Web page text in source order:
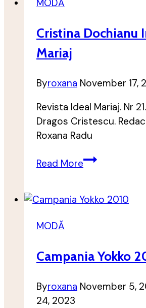
MODĂ
Cristina Dochianu
Mariaj
Byroxana November 17,
Revista Ideal Mariaj. Nr
Dragos Cristescu.
Roxana Radu
Read MoreCristina
Ideal
MODĂ
Campania Yokko
Byroxana November 5,
24, 2023